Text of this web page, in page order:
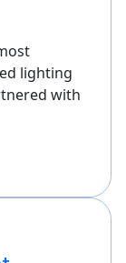
lighting
with